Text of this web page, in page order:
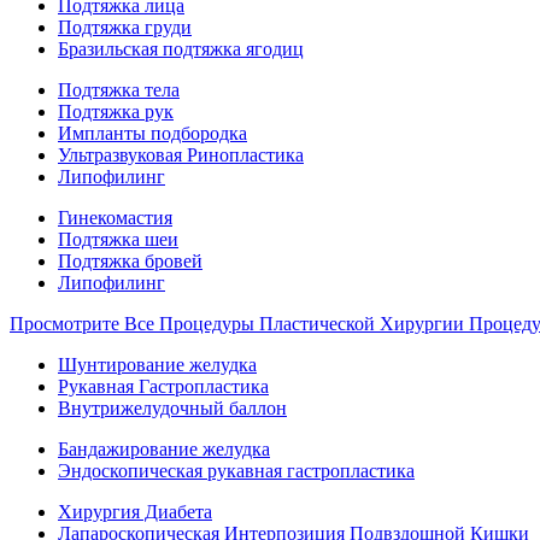
Подтяжка лица
Подтяжка груди
Бразильская подтяжка ягодиц
Подтяжка тела
Подтяжка рук
Импланты подбородка
Ультразвуковая Ринопластика
Липофилинг
Гинекомастия
Подтяжка шеи
Подтяжка бровей
Липофилинг
Просмотрите Все Процедуры Пластической Хирургии
Шунтирование желудка
Рукавная Гастропластика
Внутрижелудочный баллон
Бандажирование желудка
Эндоскопическая рукавная гастропластика
Хирургия Диабета
Лапароскопическая Интерпозиция Подвздошной Кишки